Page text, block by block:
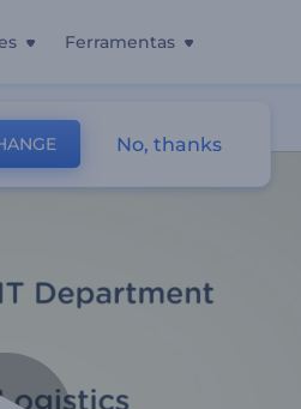
Ferramentas
No, thanks